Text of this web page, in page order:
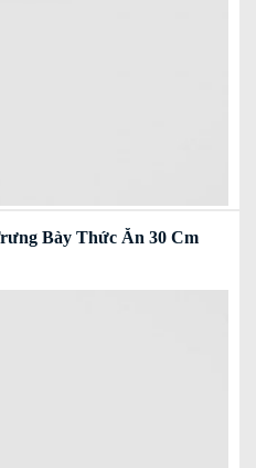
more
Bày Thức Ăn 30 Cm